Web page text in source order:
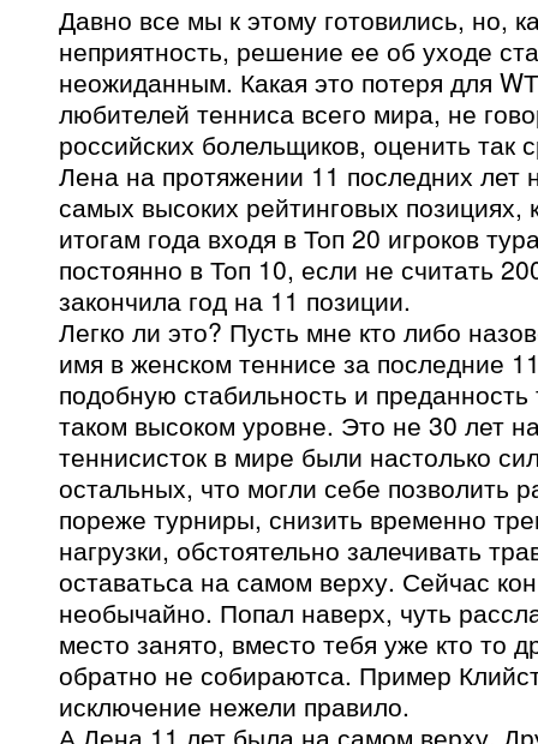
Давно все мы к этому готовились, но,
неприятность, решение ее об уходе
неожиданным. Какая это потеря для
любителей тенниса всего мира, не
российских болельщиков, оценить так
Лена на протяжении 11 последних лет
самых высоких рейтинговых позициях,
итогам года входя в Топ 20 игроков
постоянно в Топ 10, если не считать
закончила год на 11 позиции.
Легко ли это? Пусть мне кто либо
имя в женском теннисе за последние
подобную стабильность и преданность
таком высоком уровне. Это не 30 лет
теннисисток в мире были настолько
остальных, что могли себе позволить
пореже турниры, снизить временно
нагрузки, обстоятельно залечивать
оставатьса на самом верху. Сейчас
необычайно. Попал наверх, чуть
место занято, вместо тебя уже кто то
обратно не собираютса. Пример
исключение нежели правило.